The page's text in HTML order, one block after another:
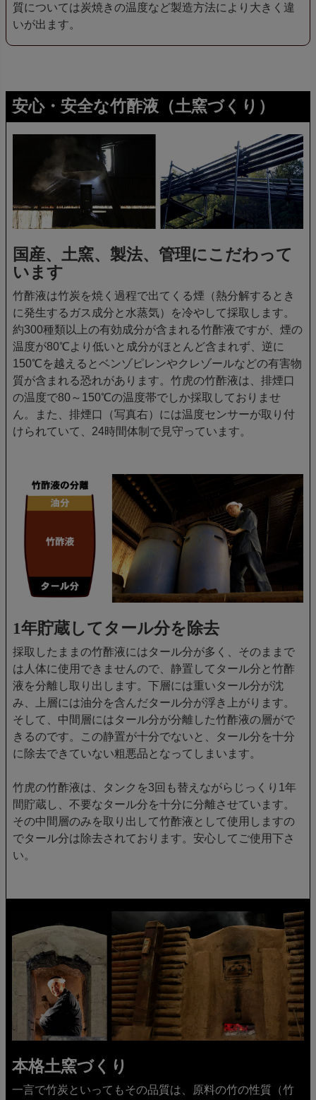
質については炭焼きの温度など製造方法により大きく違
いが出ます。
安心・安全な竹酢液（土窯づくり）
国産、土窯、製法、管理にこだわって
います
竹酢液は竹炭を焼く過程で出てくる煙（熱分解するとき
に発生するガス成分と水蒸気）を冷やして採取します。
約300種類以上の有効成分が含まれる竹酢液ですが、煙の
温度が80℃より低いと成分がほとんど含まれず、逆に
150℃を越えるとベンゾピレンやクレゾールなどの有害物
質が含まれる恐れがあります。竹虎の竹酢液は、排煙口
の温度で80～150℃の温度帯でしか採取しておりませ
ん。また、排煙口（写真右）には温度センサーが取り付
けられていて、24時間体制で見守っています。
1年貯蔵してタール分を除去
採取したままの竹酢液にはタール分が多く、そのままで
は人体に使用できませんので、静置してタール分と竹酢
液を分離し取り出します。下層には重いタール分が沈
み、上層には油分を含んだタール分が浮き上がります。
そして、中間層にはタール分が分離した竹酢液の層がで
きるのです。この静置が十分でないと、タール分を十分
に除去できていない粗悪品となってしまいます。
竹虎の竹酢液は、タンクを3回も替えながらじっくり1年
間貯蔵し、不要なタール分を十分に分離させています。
その中間層のみを取り出して竹酢液として使用しますの
でタール分は除去されております。安心してご使用下さ
い。
本格土窯づくり
一言で竹炭といってもその品質は、原料の竹の性質（竹